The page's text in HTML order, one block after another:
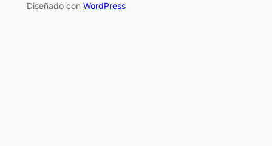
Diseñado con WordPress